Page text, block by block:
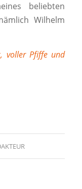
beliebten
Wilhelm
voller Pfiffe und